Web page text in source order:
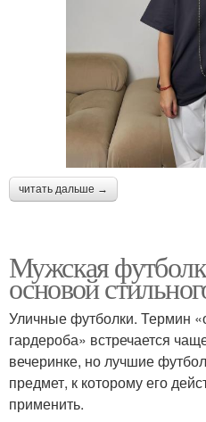
читать дальше →
Мужская
основой
Уличные футболки. Термин
гардероба» встречается
вечеринке, но лучшие
предмет, к которому его
применить.